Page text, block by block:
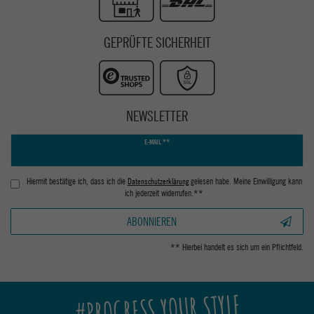
GEPRÜFTE SICHERHEIT
NEWSLETTER
E-MAIL **
Hiermit bestätige ich, dass ich die Daten­schutz­erklärunggelesen habe. Meine Einwilligung kann
ich jederzeit widerrufen.**
ABONNIEREN
** Hierbei handelt es sich um ein Pflichtfeld.